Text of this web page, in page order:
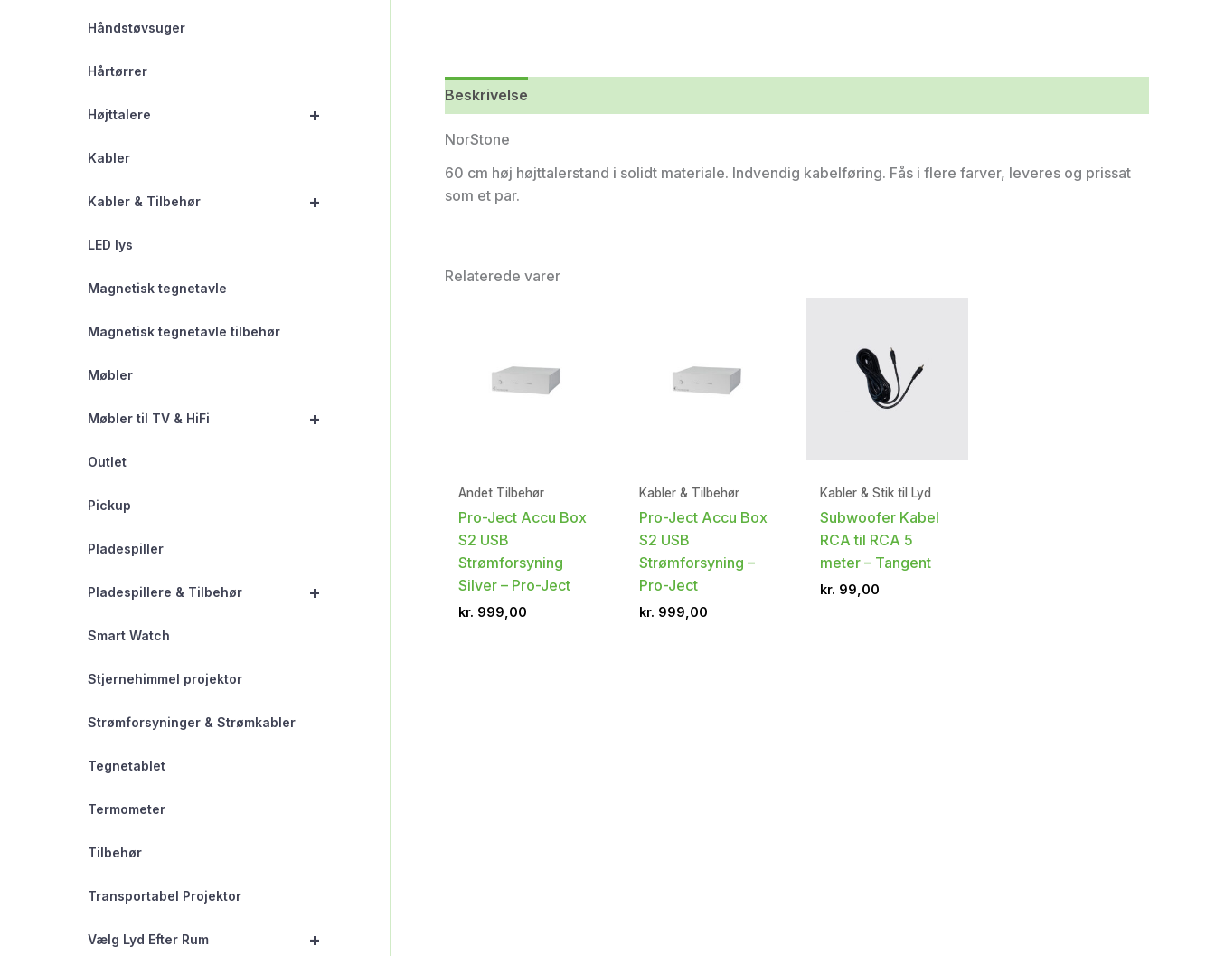
Håndstøvsuger
Hårtørrer
+
Højttalere
Kabler
+
Kabler & Tilbehør
LED lys
Magnetisk tegnetavle
Magnetisk tegnetavle tilbehør
Møbler
+
Møbler til TV & HiFi
Outlet
Pickup
Pladespiller
+
Pladespillere & Tilbehør
Smart Watch
Stjernehimmel projektor
Strømforsyninger & Strømkabler
Tegnetablet
Termometer
Tilbehør
Transportabel Projektor
+
Vælg Lyd Efter Rum
Beskrivelse
NorStone
60 cm høj højttalerstand i solidt materiale. Indvendig kabelføring. Fås i flere farver, leveres og prissat
som et par.
Relaterede varer
Andet Tilbehør
Pro-Ject Accu Box
S2 USB
Strømforsyning
Silver – Pro-Ject
kr. 999,00
Kabler & Tilbehør
Pro-Ject Accu Box
S2 USB
Strømforsyning –
Pro-Ject
kr. 999,00
Kabler & Stik til Lyd
Subwoofer Kabel
RCA til RCA 5
meter – Tangent
kr. 99,00